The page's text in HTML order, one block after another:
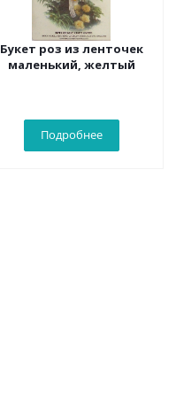
Букет роз из ленточек
маленький, желтый
Подробнее